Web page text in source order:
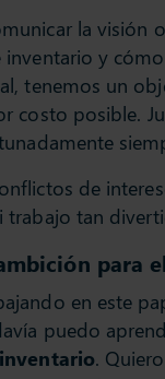
la visión
inventario y
tenemos un
costo posible.
de
trabajo tan
para
en este
puedo
.